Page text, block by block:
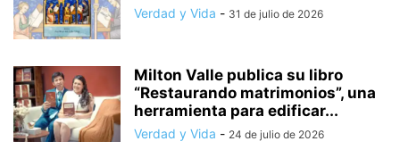
Verdad y Vida - 31 de julio de 2026
Milton Valle publica su libro
“Restaurando matrimonios”, una
herramienta para edificar...
Verdad y Vida - 24 de julio de 2026